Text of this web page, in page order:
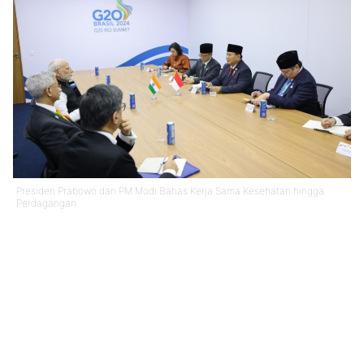
Presiden Prabowo dan PM Modi Bahas Kerja Sama Kesehatan hingga
Perdagangan